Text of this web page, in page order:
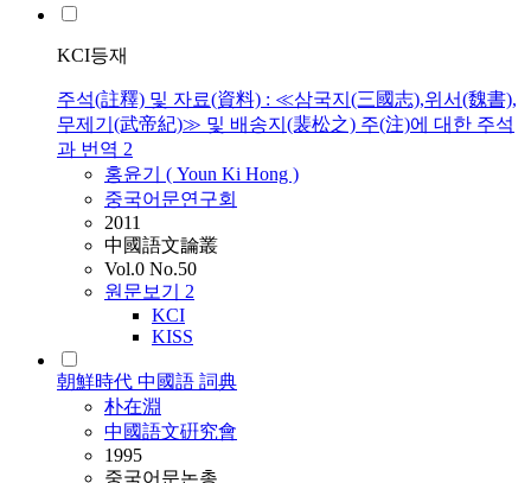
KCI등재
주석(註釋) 및 자료(資料) : ≪삼국지(三國志),위서(魏書),
무제기(武帝紀)≫ 및 배송지(裴松之) 주(注)에 대한 주석
과 번역 2
홍윤기 ( Youn Ki Hong )
중국어문연구회
2011
中國語文論叢
Vol.0 No.50
원문보기 2
KCI
KISS
朝鮮時代 中國語 詞典
朴在淵
中國語文硏究會
1995
중국어문논총